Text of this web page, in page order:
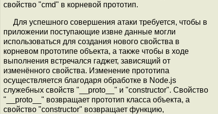
свойство "cmd" в корневой прототип.
Для успешного совершения атаки требуется, чтобы в
приложении поступающие извне данные могли
использоваться для создания нового свойства в
корневом прототипе объекта, а также чтобы в ходе
выполнения встречался гаджет, зависящий от
изменённого свойства. Изменение прототипа
осуществляется благодаря обработке в Node.js
служебных свойств "__proto__" и "constructor". Свойство
"__proto__" возвращает прототип класса объекта, а
свойство "constructor" возвращает функцию,